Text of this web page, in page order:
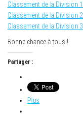
Classement de la Division 1
Classement de la Division 2
Classement de la Division 3
Bonne chance à tous !
Partager :
Plus